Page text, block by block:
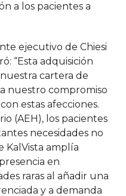
a los pacientes a
ejecutivo de Chiesi
“Esta adquisición
cartera de
nuestro compromiso
estas afecciones.
(AEH), los pacientes
necesidades no
KalVista amplía
en
raras al añadir una
y a demanda